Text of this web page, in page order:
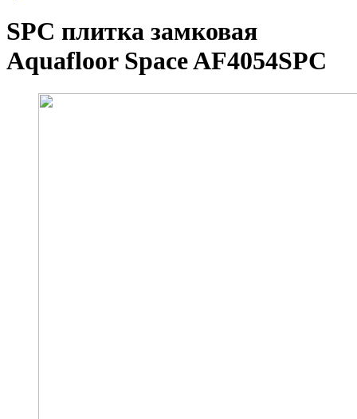
SPC плитка замковая
Aquafloor Space AF4054SPC